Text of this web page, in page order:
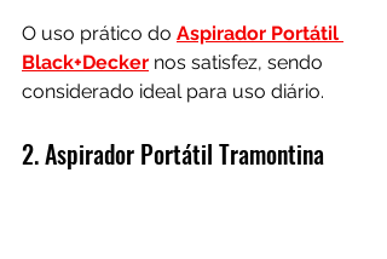
O uso prático do Aspirador Portátil
Black+Decker nos satisfez, sendo
considerado ideal para uso diário.
2. Aspirador Portátil Tramontina